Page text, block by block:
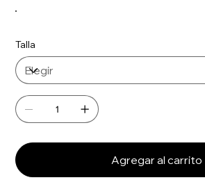
Talla
Agregar al carrito